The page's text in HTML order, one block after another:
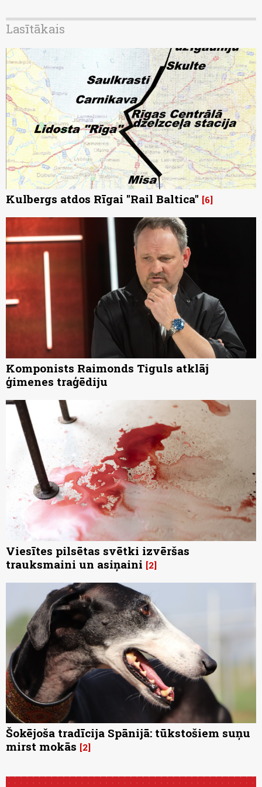
Lasītākais
Kulbergs atdos Rīgai "Rail Baltica" 6
Komponists Raimonds Tiguls atklāj
ģimenes traģēdiju
Viesītes pilsētas svētki izvēršas
trauksmaini un asiņaini 2
Šokējoša tradīcija Spānijā: tūkstošiem suņu
mirst mokās 2